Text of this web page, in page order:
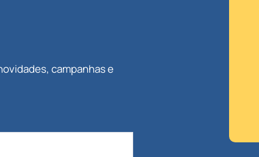
campanhas e